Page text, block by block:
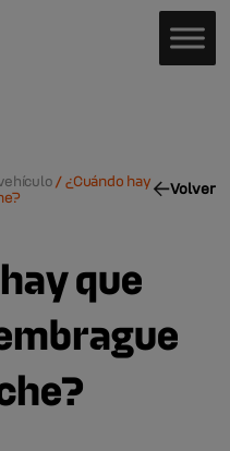
/¿Cuándo hay
Volver
que